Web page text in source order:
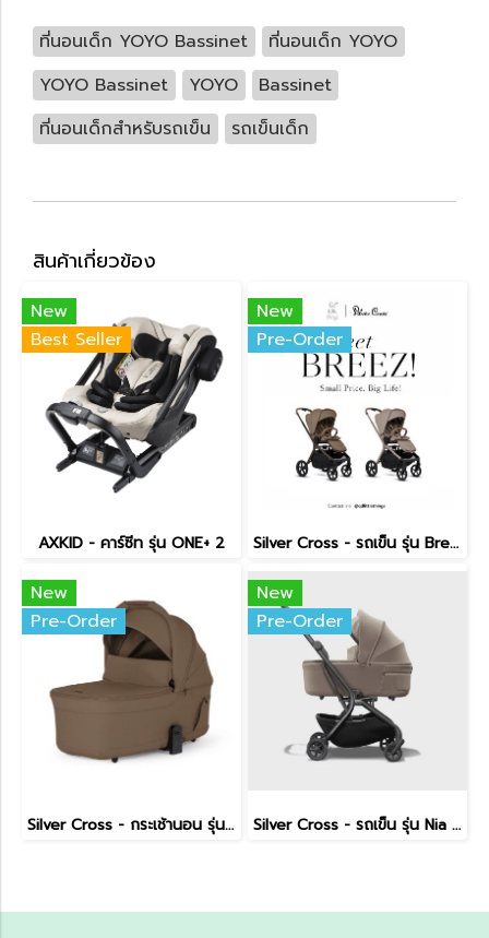
ที่นอนเด็ก YOYO Bassinet
ที่นอนเด็ก YOYO
YOYO Bassinet
YOYO
Bassinet
ที่นอนเด็กสำหรับรถเข็น
รถเข็นเด็ก
สินค้าเกี่ยวข้อง
New
Best Seller
AXKID - คาร์ซีท รุ่น ONE+ 2
New
Pre-Order
Silver Cross - รถเข็น รุ่น Breez Pushchair
New
Pre-Order
Silver Cross - กระเช้านอน รุ่น Breez Carrycot
New
Pre-Order
Silver Cross - รถเข็น รุ่น Nia - Onyx Compact Travel Stroller with Carrycot